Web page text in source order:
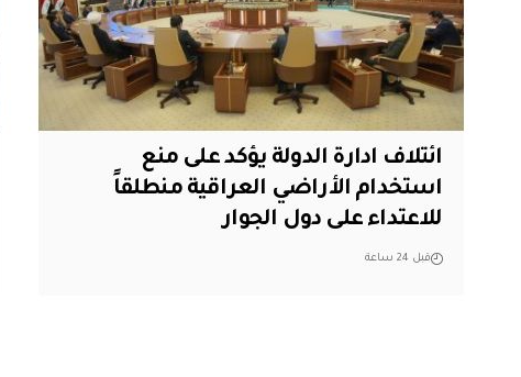
ائتلاف ادارة الدولة يؤكد على منع
استخدام الأراضي العراقية منطلقاً
للاعتداء على دول الجوار
قبل 24 ساعة